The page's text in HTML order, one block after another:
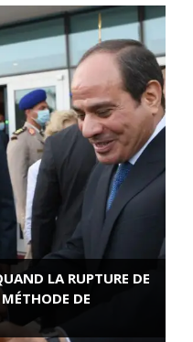
LA RUPTURE DE
DE